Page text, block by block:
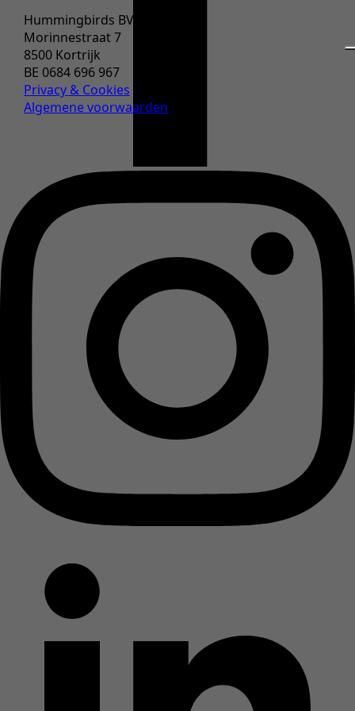
Hummingbirds BV
Morinnestraat 7
8500 Kortrijk
BE 0684 696 967
Privacy & Cookies
Algemene voorwaarden